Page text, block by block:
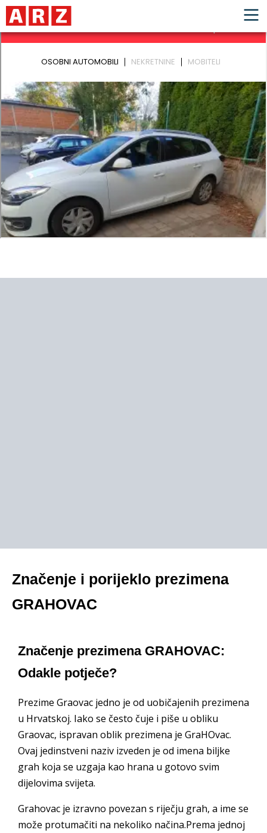
Značenje i porijeklo prezimena
GRAHOVAC
Značenje prezimena GRAHOVAC:
Odakle potječe?
Prezime Graovac jedno je od uobičajenih prezimena
u Hrvatskoj. Iako se često čuje i piše u obliku
Graovac, ispravan oblik prezimena je GraHOvac.
Ovaj jedinstveni naziv izveden je od imena biljke
grah koja se uzgaja kao hrana u gotovo svim
dijelovima svijeta.
Grahovac je izravno povezan s riječju grah, a ime se
može protumačiti na nekoliko načina.Prema jednoj